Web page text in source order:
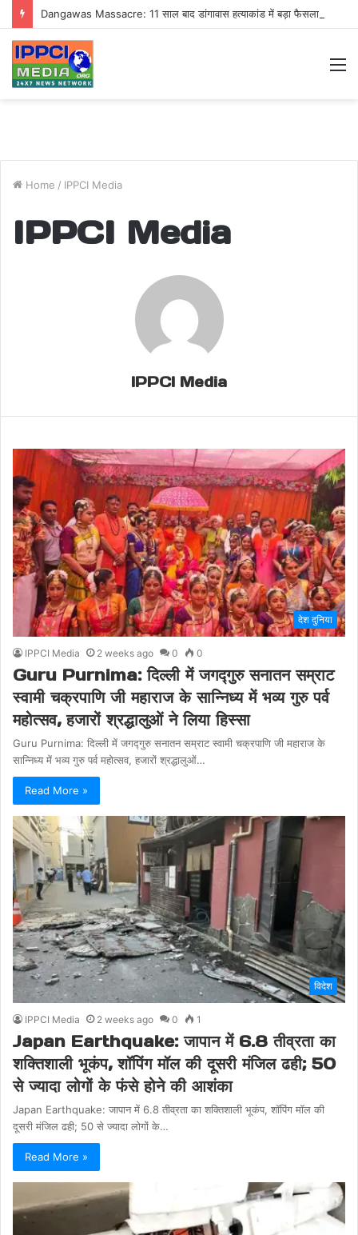
Home / IPPCI Media
IPPCI Media
IPPCI Media
देश दुनिया
IPPCI Media 2 weeks ago 0 0
Guru Purnima: दिल्ली में जगद्गुरु सनातन सम्राट
स्वामी चक्रपाणि जी महाराज के सान्निध्य में भव्य गुरु पर्व
महोत्सव, हजारों श्रद्धालुओं ने लिया हिस्सा
Guru Purnima: दिल्ली में जगद्गुरु सनातन सम्राट स्वामी चक्रपाणि जी महाराज के
सान्निध्य में भव्य गुरु पर्व महोत्सव, हजारों श्रद्धालुओं…
Read More »
विदेश
IPPCI Media 2 weeks ago 0 1
Japan Earthquake: जापान में 6.8 तीव्रता का
शक्तिशाली भूकंप, शॉपिंग मॉल की दूसरी मंजिल ढही; 50
से ज्यादा लोगों के फंसे होने की आशंका
Japan Earthquake: जापान में 6.8 तीव्रता का शक्तिशाली भूकंप, शॉपिंग मॉल की
दूसरी मंजिल ढही; 50 से ज्यादा लोगों के…
Read More »